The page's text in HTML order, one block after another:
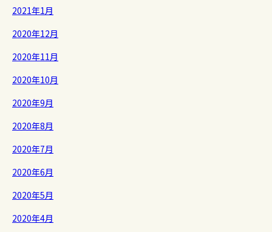
2021年1月
2020年12月
2020年11月
2020年10月
2020年9月
2020年8月
2020年7月
2020年6月
2020年5月
2020年4月